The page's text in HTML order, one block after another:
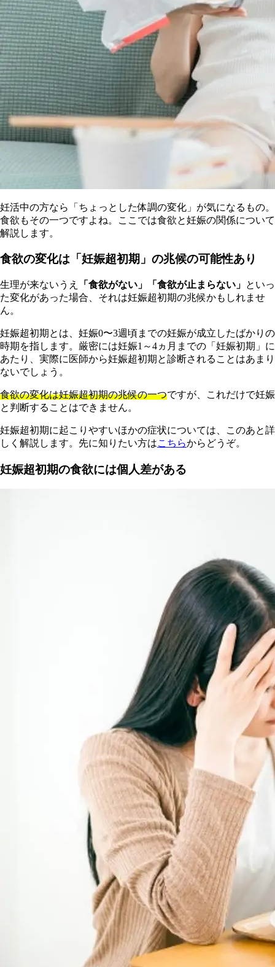
妊活中の方なら「ちょっとした体調の変化」が気になるもの。
食欲もその一つですよね。ここでは食欲と妊娠の関係について
解説します。
食欲の変化は「妊娠超初期」の兆候の可能性あり
生理が来ないうえ 「食欲がない」「食欲が止まらない」 といっ
た変化があった場合、それは妊娠超初期の兆候かもしれませ
ん。
妊娠超初期とは、妊娠0〜3週頃までの妊娠が成立したばかりの
時期を指します。厳密には妊娠1～4ヵ月までの「妊娠初期」に
あたり、実際に医師から妊娠超初期と診断されることはあまり
ないでしょう。
食欲の変化は妊娠超初期の兆候の一つですが、これだけで妊娠
と判断することはできません。
妊娠超初期に起こりやすいほかの症状については、このあと詳
しく解説します。先に知りたい方はこちらからどうぞ。
妊娠超初期の食欲には個人差がある